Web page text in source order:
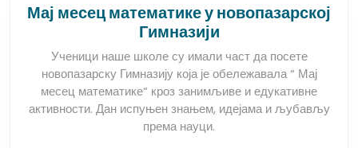
Мај месец математике у новопазарској
ГимназијиМај
месец
математике
у
новопазарској
Ученици наше школе су имали част да посете
новопазарску Гимназију која је обележавала “ Мај
месец математике“ кроз занимљиве и едукативне
активности. Дан испуњен знањем, идејама и љубављу
према науци.